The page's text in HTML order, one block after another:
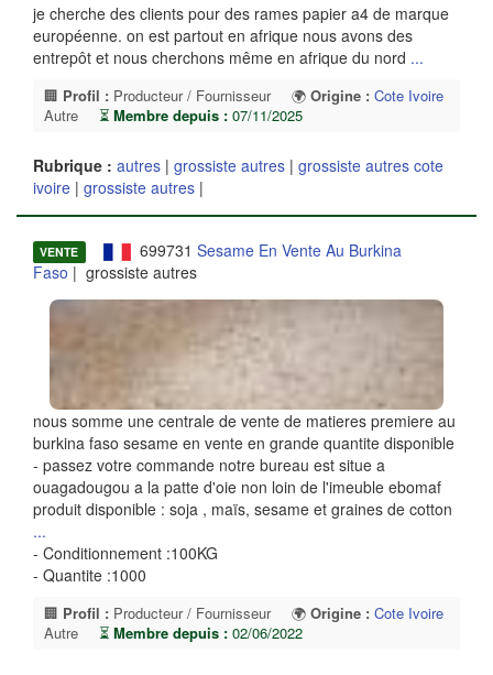
je cherche des clients pour des rames papier a4 de marque
européenne. on est partout en afrique nous avons des
entrepôt et nous cherchons même en afrique du nord ...
🏢 Profil : Producteur / Fournisseur 🌍 Origine : Cote Ivoire
Autre
⏳ Membre depuis : 07/11/2025
Rubrique : autres | grossiste autres | grossiste autres cote
ivoire | grossiste autres |
VENTE 699731 Sesame En Vente Au Burkina
Faso | grossiste autres
nous somme une centrale de vente de matieres premiere au
burkina faso sesame en vente en grande quantite disponible
- passez votre commande notre bureau est situe a
ouagadougou a la patte d'oie non loin de l'imeuble ebomaf
produit disponible : soja , maïs, sesame et graines de cotton
...
- Conditionnement :100KG
- Quantite :1000
🏢 Profil : Producteur / Fournisseur 🌍 Origine : Cote Ivoire
Autre
⏳ Membre depuis : 02/06/2022